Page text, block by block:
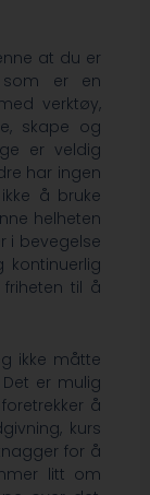
at du er
som er en
verktøy,
skape og
er veldig
har ingen
å bruke
helheten
i bevegelse
til å
ikke måtte
er mulig
å
kurs
for å
litt om